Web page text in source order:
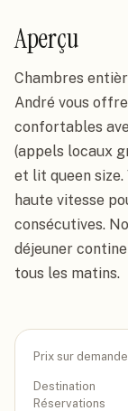
Aperçu
Chambres
André vous
confortables
(appels locaux
et lit queen
haute vitesse
consécutives.
déjeuner
tous les matins.
Prix sur demande
Destination
Réservations